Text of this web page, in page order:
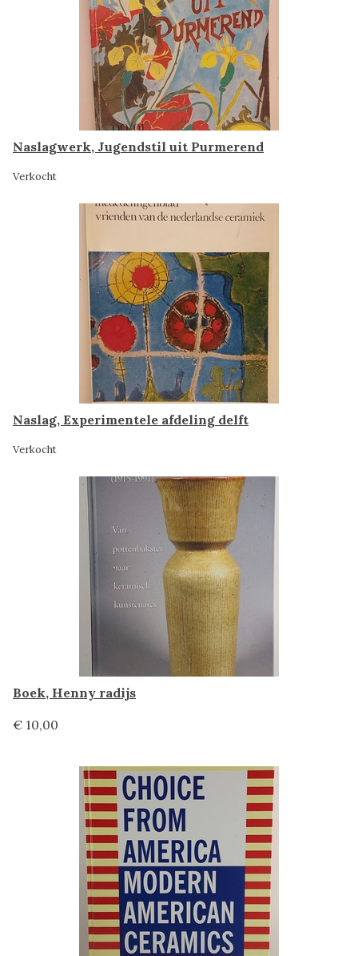
Naslagwerk, Jugendstil uit Purmerend
Verkocht
Naslag, Experimentele afdeling delft
Verkocht
Boek, Henny radijs
€ 10,00